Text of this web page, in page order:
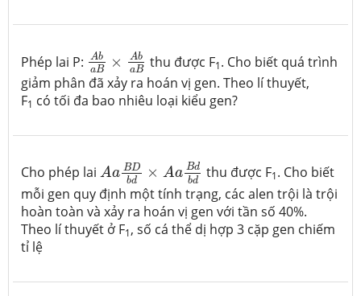
Phép lai P: Ab
aB × Ab
aB
Ab ×A a
thu được F1. Cho biết quá trình
giảm phân đã xảy ra hoán vị gen. Theo lí thuyết,
F1 có tối đa bao nhiêu loại kiểu gen?
Cho phép lai Aa BD
bd × Aa Bd
bd
A BDb A Bd b
thu được F1. Cho biết
mỗi gen quy định một tính trạng, các alen trội là trội
hoàn toàn và xảy ra hoán vị gen với tần số 40%.
Theo lí thuyết ở F1, số cá thể dị hợp 3 cặp gen chiếm
tỉ lệ